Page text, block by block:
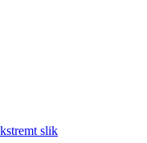
slik